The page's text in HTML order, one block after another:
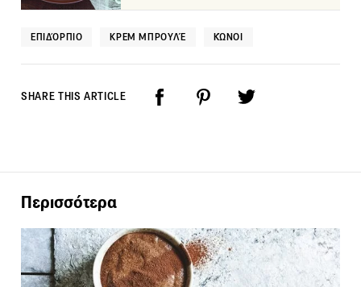
ΕΠΙΔΌΡΠΙΟ ΚΡΕΜ ΜΠΡΟΥΛΈ ΚΏΝΟΙ
SHARE THIS ARTICLE
Περισσότερα